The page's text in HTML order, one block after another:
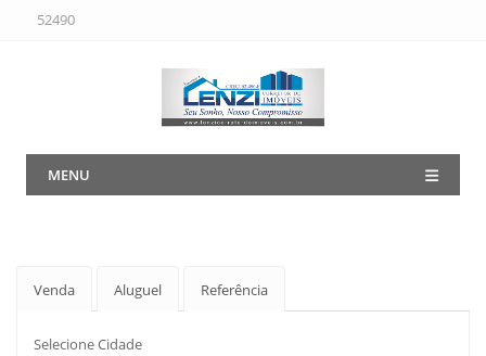
52490
MENU
Venda Aluguel Referência
Selecione Cidade